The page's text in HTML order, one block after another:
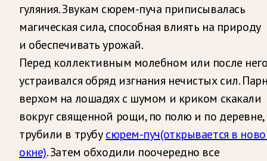
гуляния. Звукам сюрем-пуча приписывалась
магическая сила, способная влиять на природу
и обеспечивать урожай.
Перед коллективным молебном или после
устраивался обряд изгнания нечистых сил.
верхом на лошадях с шумом и криком скакали
вокруг священной рощи, по полю и по деревне,
трубили в трубусюрем-пуч(открывается в
окне). Затем обходили поочередно все